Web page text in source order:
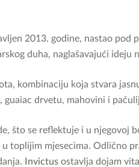
2013. godine, nastao pod
duha, naglašavajući
kombinaciju koja stvara
guaiac drvetu, mahovini i
što se reflektuje i u
toplijim mjesecima. Odlično
Invictus ostavlja dojam